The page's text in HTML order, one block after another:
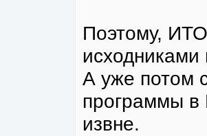
Поэтому,
А уже потом
программы в
извне.